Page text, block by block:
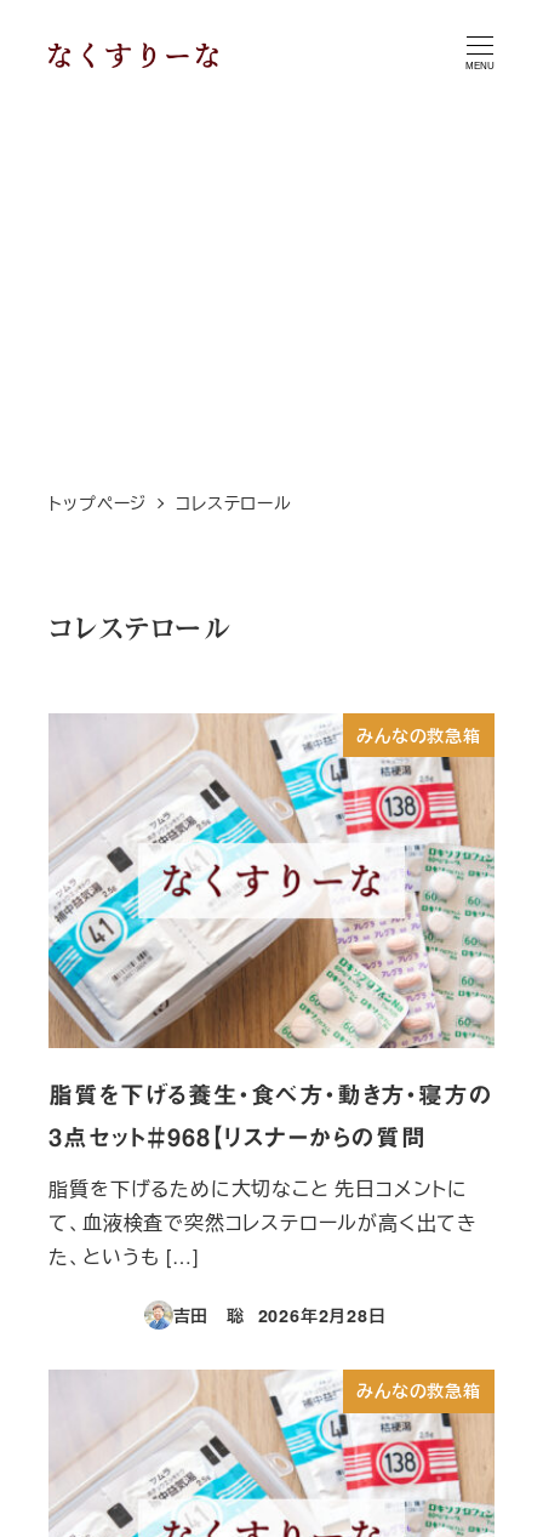
MENU
トップページ コレステロール
コレステロール
みんなの救急箱
脂質を下げる養生・食べ方・動き方・寝方の
3点セット＃968【リスナーからの質問
脂質を下げるために大切なこと 先日コメントに
て、血液検査で突然コレステロールが高く出てき
た、というも […]
吉田 聡
投稿日
2026年2月28日
みんなの救急箱